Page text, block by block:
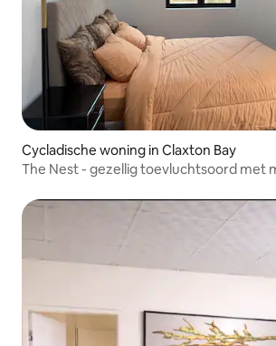
Cycladische woning in Claxton Bay
The Nest - gezellig toevluchtsoord met